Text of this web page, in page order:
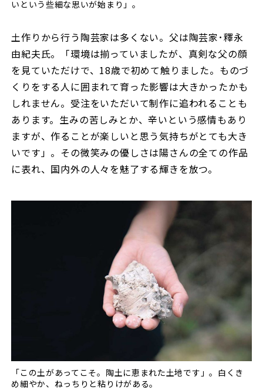
いという些細な思いが始まり」。
土作りから行う陶芸家は多くない。父は陶芸家･釋永
由紀夫氏。「環境は揃っていましたが、真剣な父の顔
を見ていただけで、18歳で初めて触りました。ものづ
くりをする人に囲まれて育った影響は大きかったかも
しれません。受注をいただいて制作に追われることも
あります。生みの苦しみとか、辛いという感情もあり
ますが、作ることが楽しいと思う気持ちがとても大き
いです」。その微笑みの優しさは陽さんの全ての作品
に表れ、国内外の人々を魅了する輝きを放つ。
「この土があってこそ。陶土に恵まれた土地です」。白くき
め細やか、ねっちりと粘りけがある。